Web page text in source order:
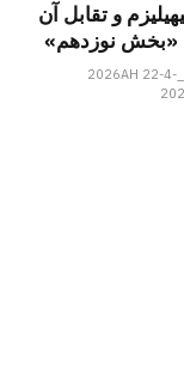
و تقابل آن
«بخش نوزدهم»
چهار _22 _اپریل _2026AH 22-4-